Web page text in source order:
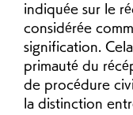
indiquée sur le
considérée
signification.
primauté du
de procédure
la distinction